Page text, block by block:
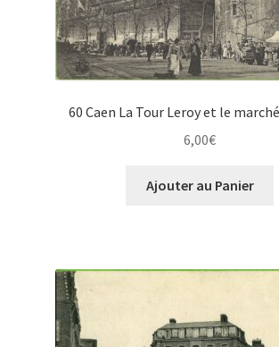
60 Caen La Tour Leroy et le
6,00€
Ajouter au Panier